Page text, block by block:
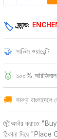
🏷️ ব্র্যান্ড:
🤝 সার্ভিস ওয়ারেন্টি
🥇 ১০০%
🚚 সমগ্র বাংলাদেশে
📦অর্ডার করাতে
ঠিকানা দিয়ে